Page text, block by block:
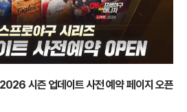
시즌 업데이트 사전 예약 페이지 오픈